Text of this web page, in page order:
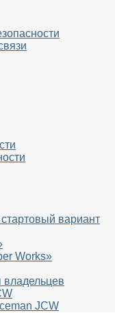
вариант
Works»
владельцев
JCW